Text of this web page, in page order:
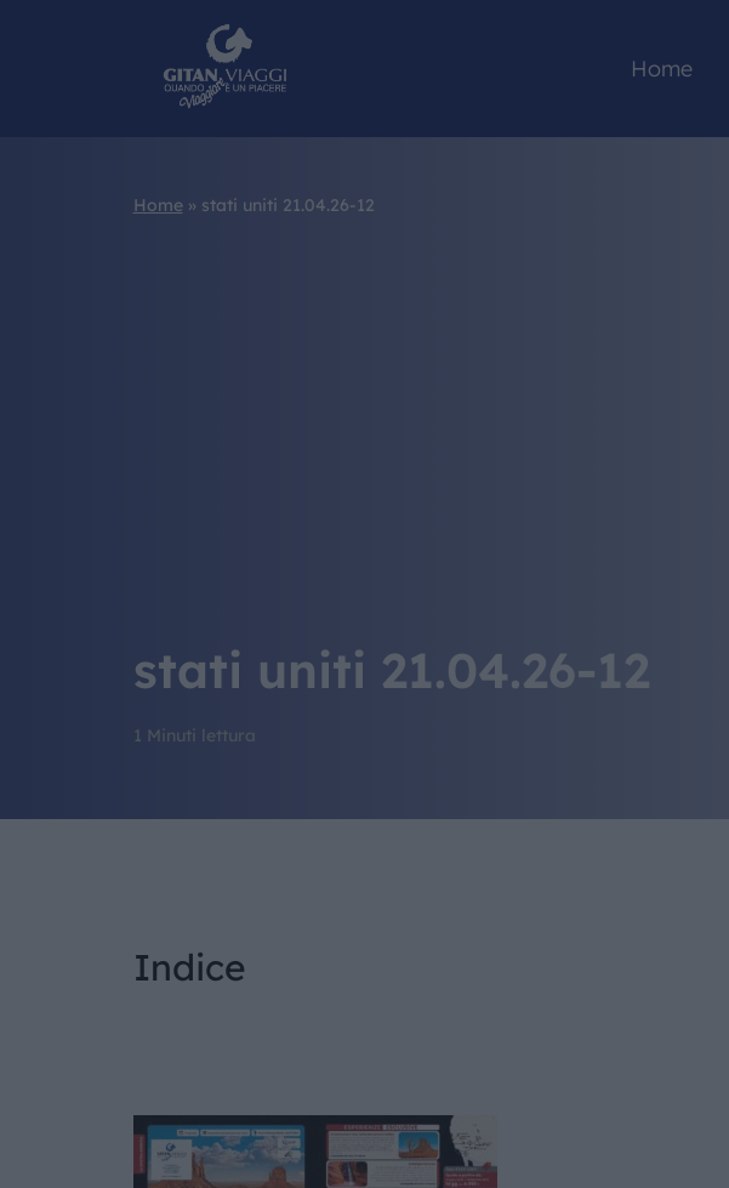
Home
Home » stati uniti 21.04.26-12
stati uniti 21.04.26-12
1 Minuti lettura
Indice